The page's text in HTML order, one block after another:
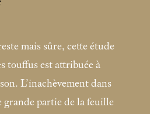
mais sûre, cette étude
touffus est attribuée à
L’inachèvement dans
grande partie de la feuille